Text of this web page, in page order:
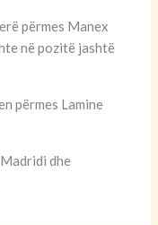
përmes Manex
në pozitë jashtë
përmes Lamine
dhe